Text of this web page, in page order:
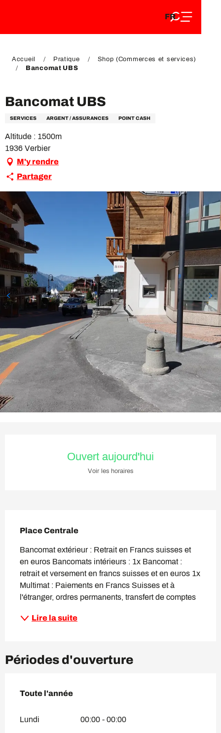
DE
FR
EN
Accueil Pratique
Shop (Commerces et services)
Bancomat UBS
Bancomat UBS
SERVICES ARGENT / ASSURANCES POINT CASH
Altitude : 1500m
1936 Verbier
M'y rendre
Partager
Ouvert aujourd'hui
Voir les horaires
Place Centrale
Bancomat extérieur : Retrait en Francs suisses et
en euros Bancomats intérieurs : 1x Bancomat :
retrait et versement en francs suisses et en euros 1x
Multimat : Paiements en Francs Suisses et à
l'étranger, ordres permanents, transfert de comptes
Lire la suite
Périodes d'ouverture
Toute l'année
Toute l'année
Lundi 00:00 - 00:00